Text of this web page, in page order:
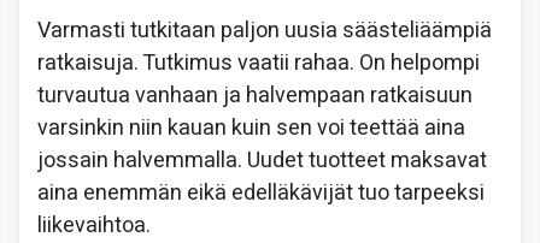
Varmasti tutkitaan paljon uusia säästeliäämpiä
ratkaisuja. Tutkimus vaatii rahaa. On helpompi
turvautua vanhaan ja halvempaan ratkaisuun
varsinkin niin kauan kuin sen voi teettää aina
jossain halvemmalla. Uudet tuotteet maksavat
aina enemmän eikä edelläkävijät tuo tarpeeksi
liikevaihtoa.